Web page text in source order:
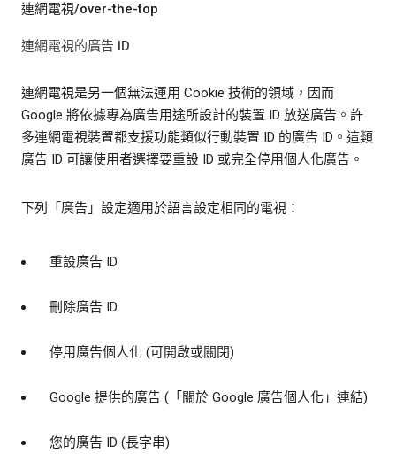
連網電視/over-the-top
連網電視的廣告 ID
連網電視是另一個無法運用 Cookie 技術的領域，因而
Google 將依據專為廣告用途所設計的裝置 ID 放送廣告。許
多連網電視裝置都支援功能類似行動裝置 ID 的廣告 ID。這類
廣告 ID 可讓使用者選擇要重設 ID 或完全停用個人化廣告。
下列「廣告」設定適用於語言設定相同的電視：
重設廣告 ID
刪除廣告 ID
停用廣告個人化 (可開啟或關閉)
Google 提供的廣告 (「關於 Google 廣告個人化」連結)
您的廣告 ID (長字串)